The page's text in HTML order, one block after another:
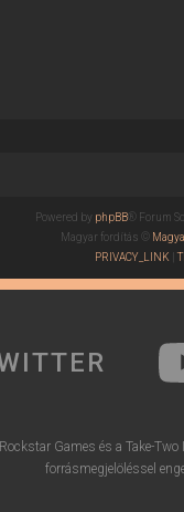
Powered by phpBB® Forum
Magyar fordítás ©
PRIVACY_LINK |
Games és a Take-
forrásmegjelöléssel